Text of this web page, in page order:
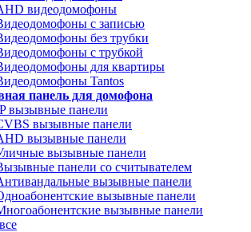
видеодомофоны
с записью
без трубки
с трубкой
для квартиры
Tantos
панель для домофона
вызывные панели
вызывные панели
вызывные панели
вызывные панели
панели со считывателем
вызывные панели
вызывные панели
вызывные панели